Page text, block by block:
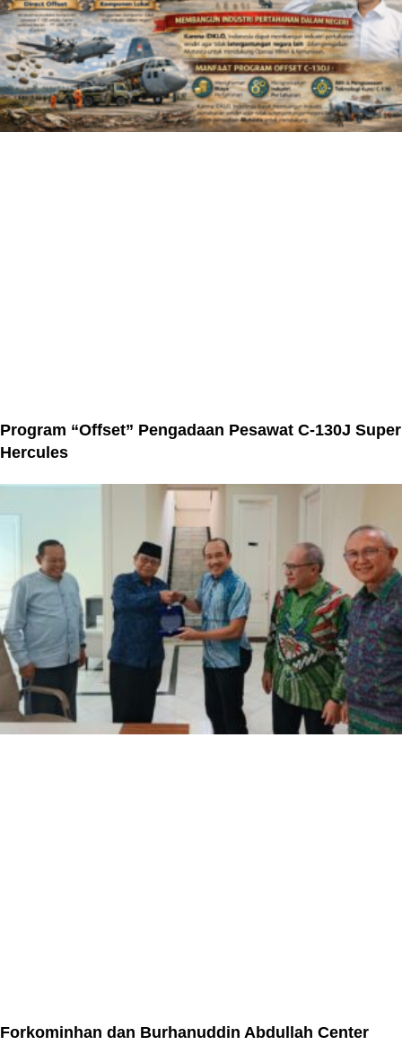
Program “Offset” Pengadaan Pesawat C-130J Super
Hercules
Forkominhan dan Burhanuddin Abdullah Center